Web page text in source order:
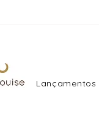
Lançamentos